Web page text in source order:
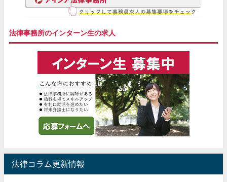
法律事務所のインターン生の求人
法律コラム更新情報